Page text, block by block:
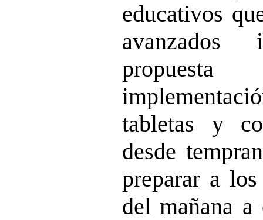
educativos
tabletas y
desde
preparar a
del mañana